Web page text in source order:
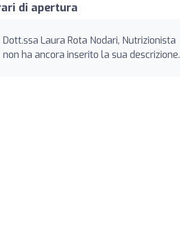
di apertura
Dott.ssa Laura Rota Nodari, Nutrizionista
non ha ancora inserito la sua descrizione.